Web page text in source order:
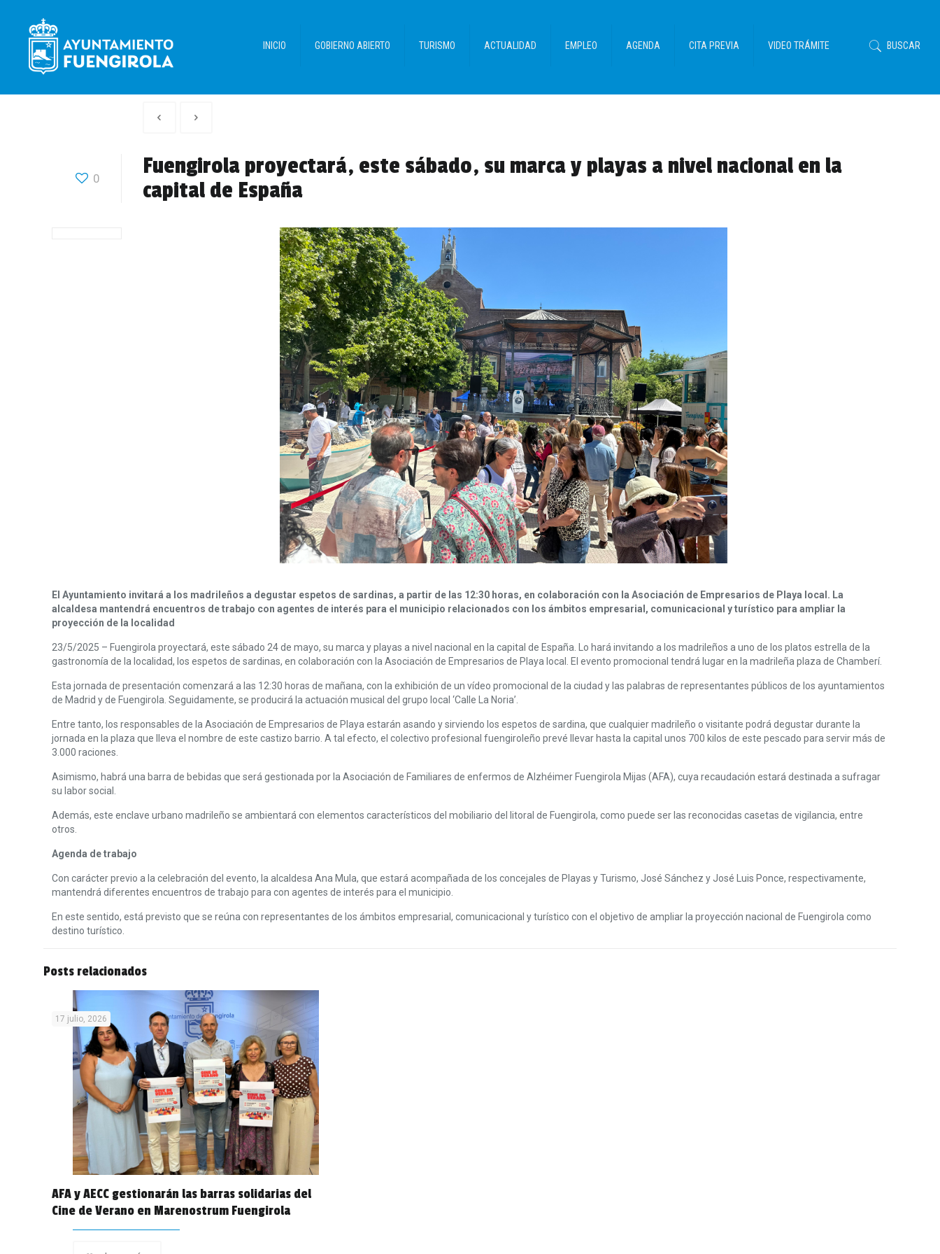
INICIO GOBIERNO ABIERTO TURISMO ACTUALIDAD EMPLEO AGENDA CITA PREVIA VIDEO TRÁMITE BUSCAR
anterior
0
Fuengirola proyectará, este sábado, su marca y playas a nivel nacional en la
capital de España
El Ayuntamiento invitará a los madrileños a degustar espetos de sardinas, a partir de las 12:30 horas, en colaboración con la Asociación de Empresarios de Playa local. La
alcaldesa mantendrá encuentros de trabajo con agentes de interés para el municipio relacionados con los ámbitos empresarial, comunicacional y turístico para ampliar la
proyección de la localidad
23/5/2025 – Fuengirola proyectará, este sábado 24 de mayo, su marca y playas a nivel nacional en la capital de España. Lo hará invitando a los madrileños a uno de los platos estrella de la
gastronomía de la localidad, los espetos de sardinas, en colaboración con la Asociación de Empresarios de Playa local. El evento promocional tendrá lugar en la madrileña plaza de Chamberí.
Esta jornada de presentación comenzará a las 12:30 horas de mañana, con la exhibición de un vídeo promocional de la ciudad y las palabras de representantes públicos de los ayuntamientos
de Madrid y de Fuengirola. Seguidamente, se producirá la actuación musical del grupo local ‘Calle La Noria’.
Entre tanto, los responsables de la Asociación de Empresarios de Playa estarán asando y sirviendo los espetos de sardina, que cualquier madrileño o visitante podrá degustar durante la
jornada en la plaza que lleva el nombre de este castizo barrio. A tal efecto, el colectivo profesional fuengiroleño prevé llevar hasta la capital unos 700 kilos de este pescado para servir más de
3.000 raciones.
Asimismo, habrá una barra de bebidas que será gestionada por la Asociación de Familiares de enfermos de Alzhéimer Fuengirola Mijas (AFA), cuya recaudación estará destinada a sufragar
su labor social.
Además, este enclave urbano madrileño se ambientará con elementos característicos del mobiliario del litoral de Fuengirola, como puede ser las reconocidas casetas de vigilancia, entre
otros.
Agenda de trabajo
Con carácter previo a la celebración del evento, la alcaldesa Ana Mula, que estará acompañada de los concejales de Playas y Turismo, José Sánchez y José Luis Ponce, respectivamente,
mantendrá diferentes encuentros de trabajo para con agentes de interés para el municipio.
En este sentido, está previsto que se reúna con representantes de los ámbitos empresarial, comunicacional y turístico con el objetivo de ampliar la proyección nacional de Fuengirola como
destino turístico.
Posts relacionados
17 julio, 2026
AFA y AECC gestionarán las barras solidarias del
Cine de Verano en Marenostrum Fuengirola